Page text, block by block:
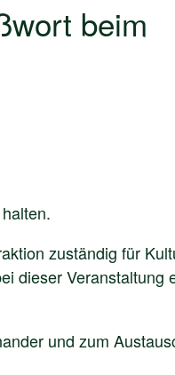
beim
zuständig für
dieser Veranstaltung
und zum